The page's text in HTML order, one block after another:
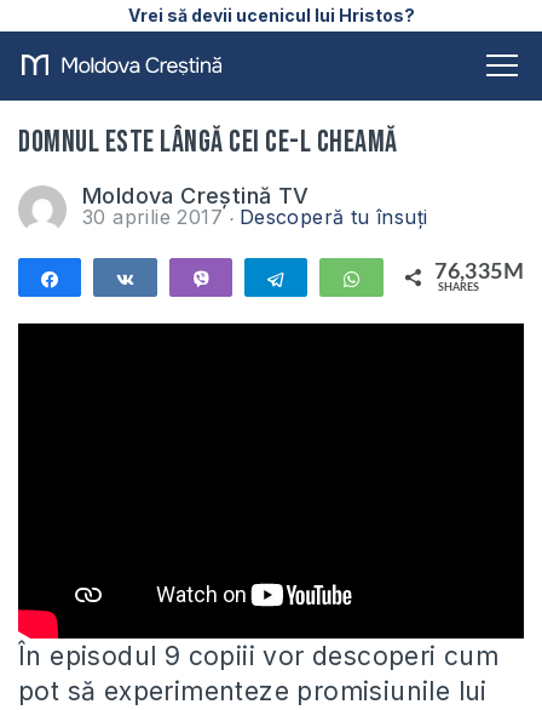
Vrei să devii ucenicul lui Hristos?
Domnul este lângă cei ce-L cheamă
Moldova Creștină TV
30 aprilie 2017 Descoperă tu însuți
Share Share Telegram WhatsApp76,335M
SHARES
În episodul 9 copiii vor descoperi cum
pot să experimenteze promisiunile lui